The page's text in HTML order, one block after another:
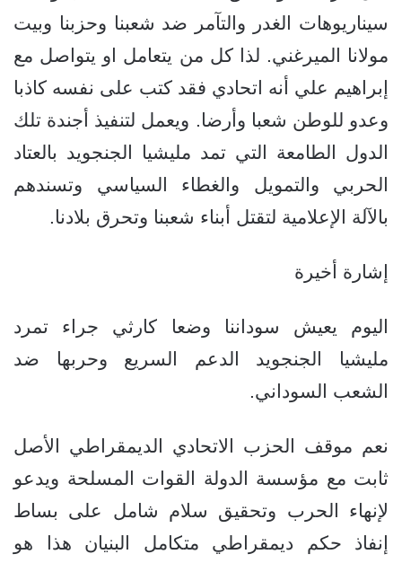
سيناريوهات الغدر والتآمر ضد شعبنا وحزبنا وبيت
مولانا الميرغني. لذا كل من يتعامل او يتواصل مع
إبراهيم علي أنه اتحادي فقد كتب على نفسه كاذبا
وعدو للوطن شعبا وأرضا. ويعمل لتنفيذ أجندة تلك
الدول الطامعة التي تمد مليشيا الجنجويد بالعتاد
الحربي والتمويل والغطاء السياسي وتسندهم
بالآلة الإعلامية لتقتل أبناء شعبنا وتحرق بلادنا.
إشارة أخيرة
اليوم يعيش سوداننا وضعا كارثي جراء تمرد
مليشيا الجنجويد الدعم السريع وحربها ضد
الشعب السوداني.
نعم موقف الحزب الاتحادي الديمقراطي الأصل
ثابت مع مؤسسة الدولة القوات المسلحة ويدعو
لإنهاء الحرب وتحقيق سلام شامل على بساط
إنفاذ حكم ديمقراطي متكامل البنيان هذا هو